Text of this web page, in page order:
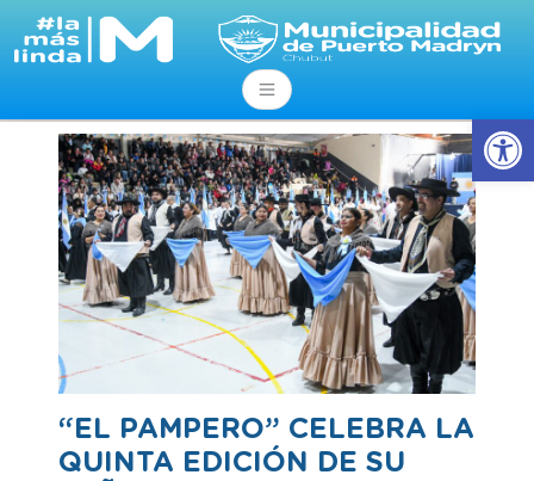
Abrir
“EL PAMPERO” CELEBRA LA
QUINTA EDICIÓN DE SU